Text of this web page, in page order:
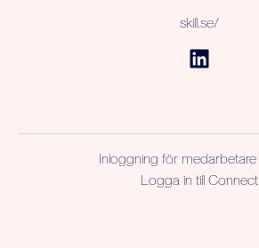
skill.se/
Inloggning för medarbetare
Logga in till Connect